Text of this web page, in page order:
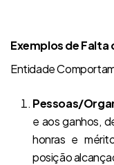
Exemplos de Falta
Entidade
Pessoas/
e aos ganhos,
honras e
posição